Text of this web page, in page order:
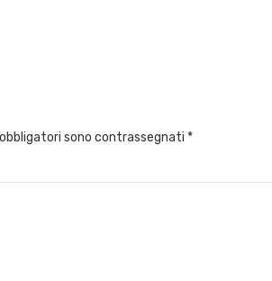
obbligatori sono contrassegnati *